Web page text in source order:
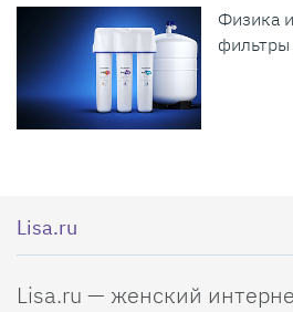
Физика
Lisa.ru
Lisa.ru — женский